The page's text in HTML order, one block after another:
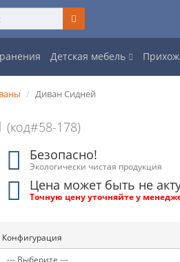
Детская мебель
Диван Сидней
(код#58-178)
Безопасно!
Экологически чистая продукция
Цена может быть не
Точную цену уточняйте у
Конфигурация